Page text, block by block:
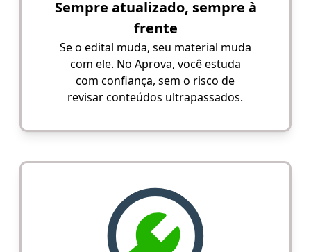
Sempre atualizado, sempre à
frente
Se o edital muda, seu material muda
com ele. No Aprova, você estuda
com confiança, sem o risco de
revisar conteúdos ultrapassados.